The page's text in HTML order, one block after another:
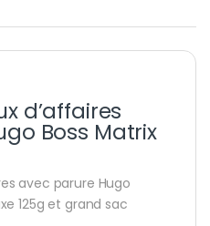
d’affaires
Boss Matrix
avec parure Hugo
125g et grand sac